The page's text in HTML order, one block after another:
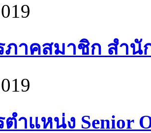
ภาคสมาชิก สำนั
ำแหน่ง Senior